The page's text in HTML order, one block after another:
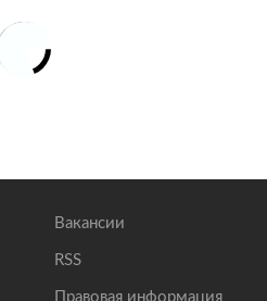
Вакансии
RSS
Правовая информация